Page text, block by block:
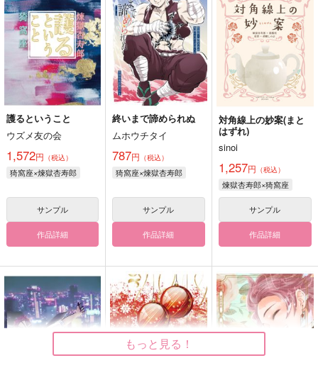
護るということ
ウズメ友の会
1,572円 （税込）
猗窩座×煉獄杏寿郎
サンプル
作品詳細
終いまで諦められぬ
ムホウチタイ
787円 （税込）
猗窩座×煉獄杏寿郎
サンプル
作品詳細
対角線上の妙案(まと
はずれ)
sinoi
1,257円 （税込）
煉獄杏寿郎×猗窩座
サンプル
作品詳細
もっと見る！